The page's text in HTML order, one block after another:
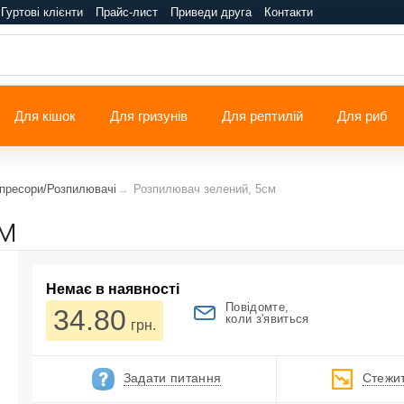
Гуртові клієнти Прайс-лист Приведи друга Контакти
Для кішок Для гризунів Для рептилій Для риб
Розпилювачі Розпилювач зелений, 5см
Немає в наявності
34.80 грн.
Повідомте,
коли з'явиться
Задати питання